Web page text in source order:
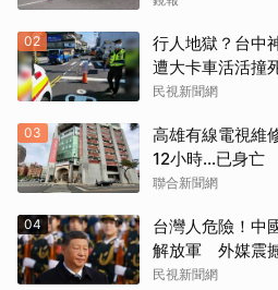
02
行人地獄？台
遭大卡車活活撞
民視新聞網
03
高雄有線電視維
12小時…已身亡
聯合新聞網
04
台灣人危險！中
解放軍 外媒震
民視新聞網